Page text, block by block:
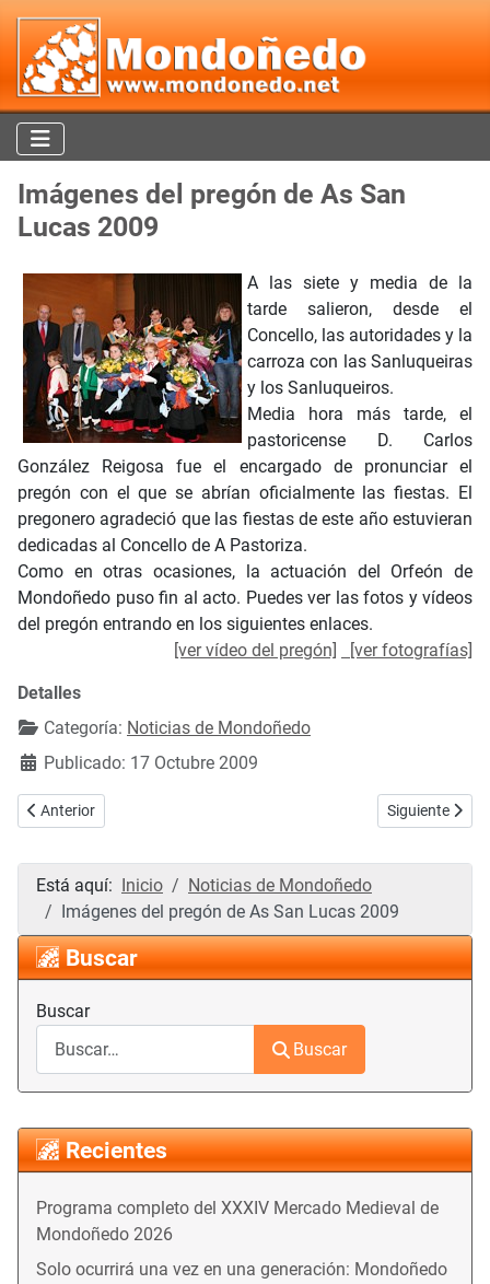
Imágenes del pregón de As San
Lucas 2009
A las siete y media de la
tarde salieron, desde el
Concello, las autoridades y la
carroza con las Sanluqueiras
y los Sanluqueiros.
Media hora más tarde, el
pastoricense D. Carlos
González Reigosa fue el encargado de pronunciar el
pregón con el que se abrían oficialmente las fiestas. El
pregonero agradeció que las fiestas de este año estuvieran
dedicadas al Concello de A Pastoriza.
Como en otras ocasiones, la actuación del Orfeón de
Mondoñedo puso fin al acto. Puedes ver las fotos y vídeos
del pregón entrando en los siguientes enlaces.
[ver vídeo del pregón]
[ver fotografías]
Detalles
Categoría: Noticias de Mondoñedo
Publicado: 17 Octubre 2009
Artículo anterior: As San Lucas 2009: Imágenes del segundo día de
Anterior Artículo
Siguiente
Está aquí: Inicio
Noticias de Mondoñedo
Imágenes del pregón de As San Lucas 2009
Buscar
Buscar
Buscar
Recientes
Programa completo del XXXIV Mercado Medieval de
Mondoñedo 2026
Solo ocurrirá una vez en una generación: Mondoñedo